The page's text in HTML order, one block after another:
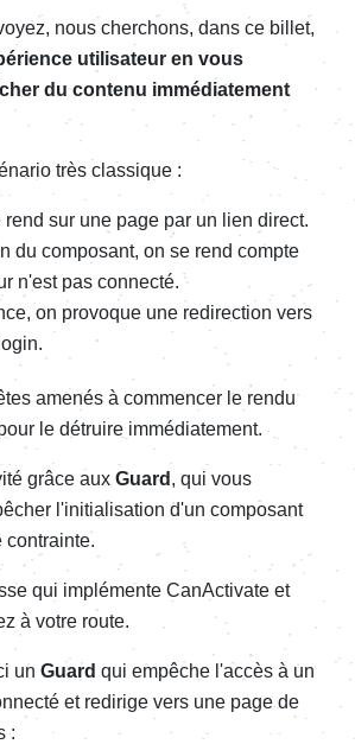
nous cherchons, dans ce billet,
utilisateur en vous
du contenu immédiatement
très classique :
rend sur une page par un lien direct.
du composant, on se rend compte
n'est pas connecté.
on provoque une redirection vers
amenés à commencer le rendu
le détruire immédiatement.
grâce aux Guard , qui vous
l'initialisation d'un composant
contrainte.
qui implémente CanActivate et
à votre route.
un Guard qui empêche l'accès à un
et redirige vers une page de
: